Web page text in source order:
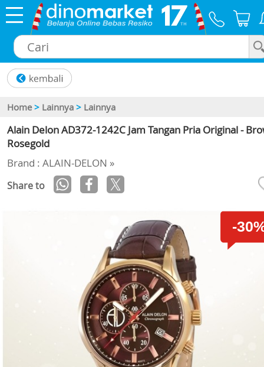
Home > Lainnya > Lainnya
Alain Delon AD372-1242C Jam Tangan Pria Original -
Rosegold
Brand : ALAIN-DELON »
Share to
-